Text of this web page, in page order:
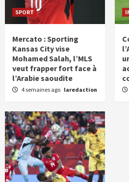
SPORT
Mercato : Sporting
Kansas City vise
Mohamed Salah, l’MLS
veut frapper fort face à
l’Arabie saoudite
4 semaines ago laredaction